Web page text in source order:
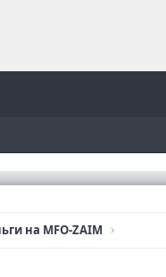
на MFO-ZAIM